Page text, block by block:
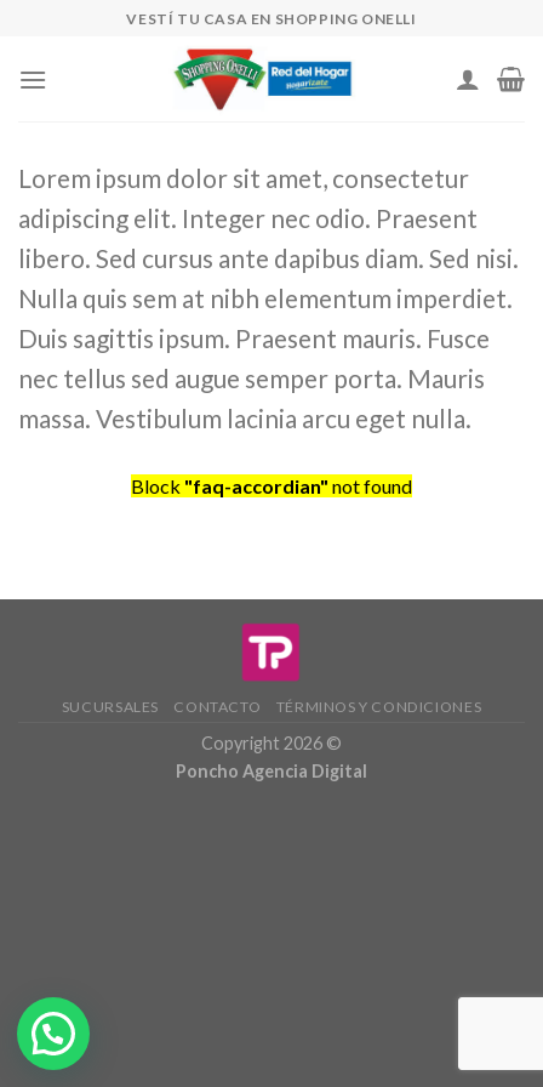
content
VESTÍ TU CASA EN SHOPPING ONELLI
Lorem ipsum dolor sit amet, consectetur
adipiscing elit. Integer nec odio. Praesent
libero. Sed cursus ante dapibus diam. Sed nisi.
Nulla quis sem at nibh elementum imperdiet.
Duis sagittis ipsum. Praesent mauris. Fusce
nec tellus sed augue semper porta. Mauris
massa. Vestibulum lacinia arcu eget nulla.
Block "faq-accordian" not found
SUCURSALES CONTACTO TÉRMINOS Y CONDICIONES
Copyright 2026 ©
Poncho Agencia Digital